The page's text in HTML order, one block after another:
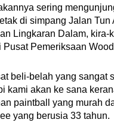
sering
di simpang Jalan Tun
Lingkaran Dalam, kira-
Pusat Pemeriksaan
beli-belah yang sangat
kami akan ke sana
paintball yang murah
yang berusia 33 tahun.